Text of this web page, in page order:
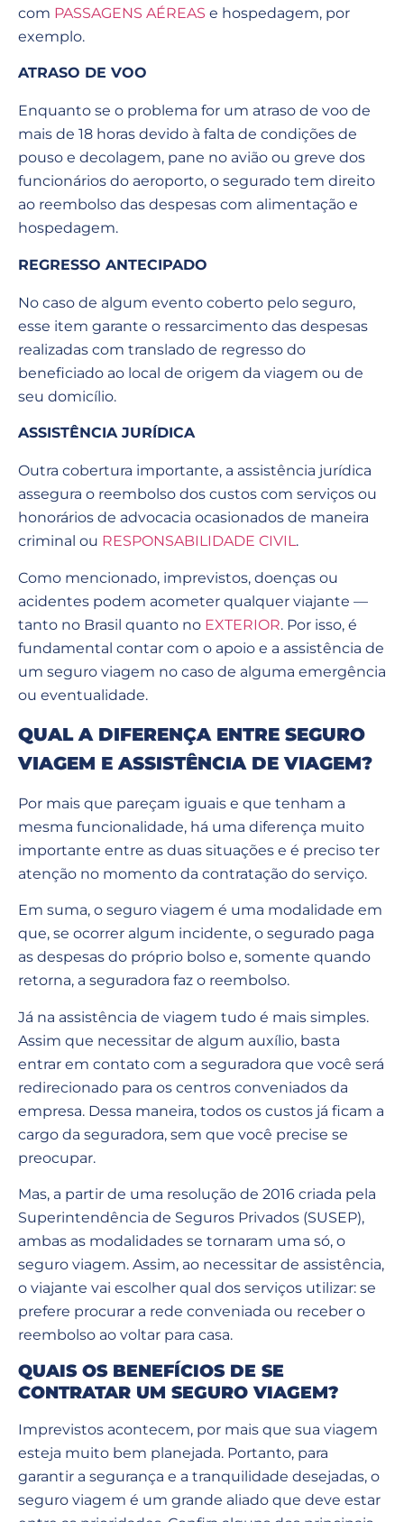
com PASSAGENS AÉREAS e hospedagem, por
exemplo.
ATRASO DE VOO
Enquanto se o problema for um atraso de voo de
mais de 18 horas devido à falta de condições de
pouso e decolagem, pane no avião ou greve dos
funcionários do aeroporto, o segurado tem direito
ao reembolso das despesas com alimentação e
hospedagem.
REGRESSO ANTECIPADO
No caso de algum evento coberto pelo seguro,
esse item garante o ressarcimento das despesas
realizadas com translado de regresso do
beneficiado ao local de origem da viagem ou de
seu domicílio.
ASSISTÊNCIA JURÍDICA
Outra cobertura importante, a assistência jurídica
assegura o reembolso dos custos com serviços ou
honorários de advocacia ocasionados de maneira
criminal ou RESPONSABILIDADE CIVIL.
Como mencionado, imprevistos, doenças ou
acidentes podem acometer qualquer viajante —
tanto no Brasil quanto no EXTERIOR. Por isso, é
fundamental contar com o apoio e a assistência de
um seguro viagem no caso de alguma emergência
ou eventualidade.
QUAL A DIFERENÇA ENTRE SEGURO
VIAGEM E ASSISTÊNCIA DE VIAGEM?
Por mais que pareçam iguais e que tenham a
mesma funcionalidade, há uma diferença muito
importante entre as duas situações e é preciso ter
atenção no momento da contratação do serviço.
Em suma, o seguro viagem é uma modalidade em
que, se ocorrer algum incidente, o segurado paga
as despesas do próprio bolso e, somente quando
retorna, a seguradora faz o reembolso.
Já na assistência de viagem tudo é mais simples.
Assim que necessitar de algum auxílio, basta
entrar em contato com a seguradora que você será
redirecionado para os centros conveniados da
empresa. Dessa maneira, todos os custos já ficam a
cargo da seguradora, sem que você precise se
preocupar.
Mas, a partir de uma resolução de 2016 criada pela
Superintendência de Seguros Privados (SUSEP),
ambas as modalidades se tornaram uma só, o
seguro viagem. Assim, ao necessitar de assistência,
o viajante vai escolher qual dos serviços utilizar: se
prefere procurar a rede conveniada ou receber o
reembolso ao voltar para casa.
QUAIS OS BENEFÍCIOS DE SE
CONTRATAR UM SEGURO VIAGEM?
Imprevistos acontecem, por mais que sua viagem
esteja muito bem planejada. Portanto, para
garantir a segurança e a tranquilidade desejadas, o
seguro viagem é um grande aliado que deve estar